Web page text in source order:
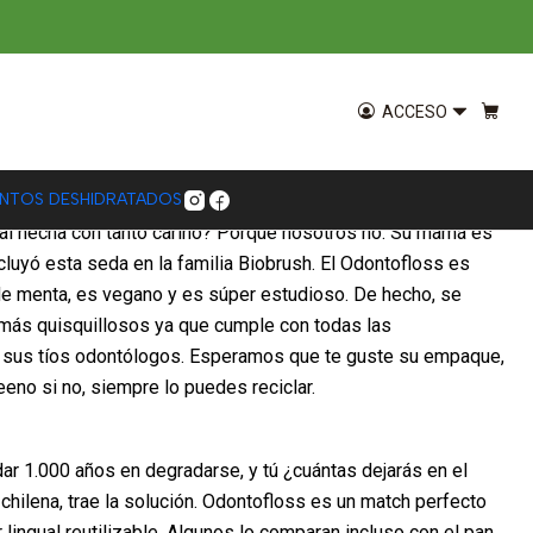
ACCESO
DESHIDRATADOS
hecha con tanto cariño? Porque nosotros no. Su mamá es
esta seda en la familia Biobrush. El Odontofloss es
menta, es vegano y es súper estudioso. De hecho, se
quisquillosos ya que cumple con todas las
tíos odontólogos. Esperamos que te guste su empaque,
si no, siempre lo puedes reciclar.
1.000 años en degradarse, y tú ¿cuántas dejarás en el
trae la solución. Odontofloss es un match perfecto